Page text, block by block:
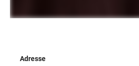
Adresse